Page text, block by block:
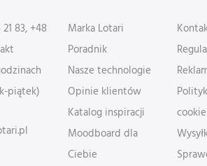
83, +48
piątek)
Marka Lotari
Poradnik
Nasze technologie
Opinie klientów
Katalog inspiracji
Moodboard dla
Ciebie